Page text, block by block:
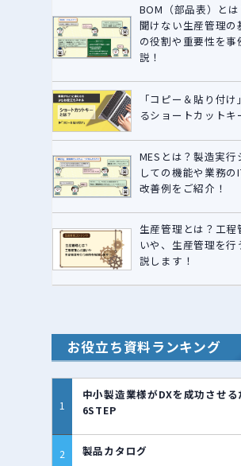
BOM（部品表）と
聞けない生産管理の
の役割や重要性を事
説！
「コピー＆貼り付
るショートカットキ
MESとは？製造実行
しての機能や業務の
改善例をご紹介！
生産管理とは？工程
いや、生産管理を行
説します！
お役立ち資料ランキング
中小製造業様がDXを成功させる
6STEP
製品カタログ